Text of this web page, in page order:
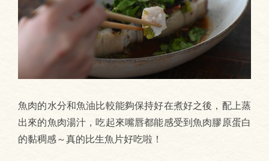
魚肉的水分和魚油比較能夠保持好在煮好之後，配上蒸
出來的魚肉湯汁，吃起來嘴唇都能感受到魚肉膠原蛋白
的黏稠感～真的比生魚片好吃啦！